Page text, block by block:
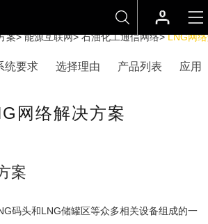
案>能源互联网>石油化工通信网络>LNG网
统要求 选择理由 产品列表 应用
网络解决方案
案
码头和LNG储罐区等众多相关设备组成的一